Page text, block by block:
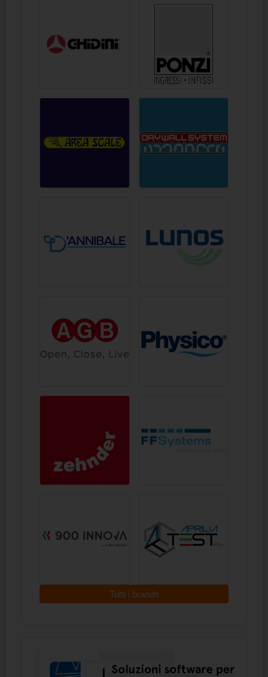
Tutti i brands